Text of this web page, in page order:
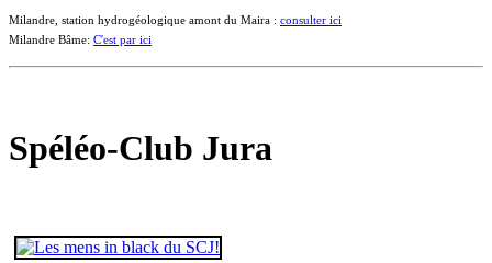
Milandre, station hydrogéologique amont du Maira : consulter ici
Milandre Bâme: C'est par ici
Spéléo-Club Jura